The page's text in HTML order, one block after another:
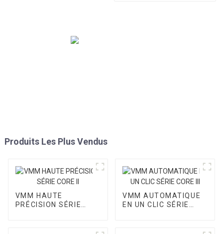
Produits Les Plus Vendus
VMM HAUTE
PRÉCISION SÉRIE
VMM AUTOMATIQUE
EN UN CLIC SÉRIE